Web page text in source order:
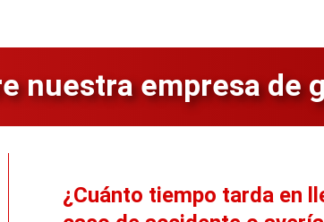
nuestra empresa de
¿Cuánto tiempo tarda en